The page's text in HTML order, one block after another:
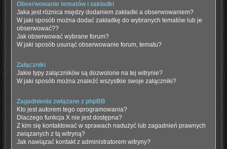
Obserwowanie tematów i zakładki
Jaka jest różnica między dodaniem zakładki a obserwowaniem?
W jaki sposób można dodać zakładkę do wybranych tematów lub je
obserwować??
Jak obserwować wybrane forum?
W jaki sposób usunąć obserwowanie forum, tematu?
Załączniki
Jakie typy załączników są dozwolone na tej witrynie?
W jaki sposób można znaleźć wszystkie swoje załączniki?
Zagadnienia związane z phpBB
Kto jest autorem tego oprogramowania?
Dlaczego funkcja X nie jest dostępna?
Z kim się kontaktować w sprawach nadużyć lub zagadnień prawnych
związanych z tą witryną?
Jak nawiązać kontakt z administratorem witryny?